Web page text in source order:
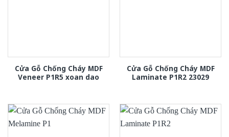
Cửa Gỗ Chống Cháy MDF
Veneer P1R5 xoan dao
Cửa Gỗ Chống Cháy MDF
Laminate P1R2 23029